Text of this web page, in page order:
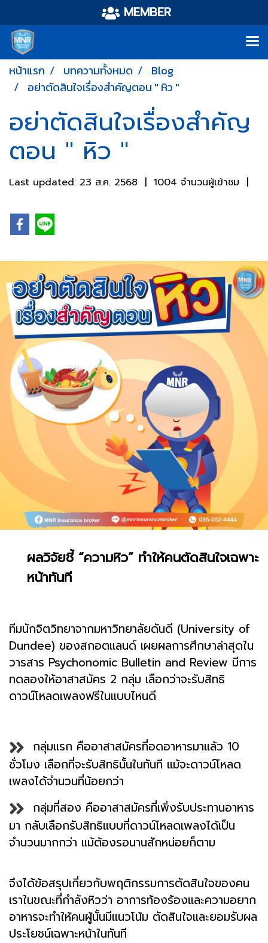
MEMBER
หน้าแรก บทความทั้งหมด
Blog
อย่าตัดสินใจเรื่องสำคัญตอน " หิว "
อย่าตัดสินใจเรื่องสำคัญ
ตอน " หิว "
Last updated: 23 ส.ค. 2568 | 1004 จำนวนผู้เข้าชม |
ผลวิจัยชี้ “ความหิว” ทำให้คนตัดสินใจเฉพาะ
หน้าทันที
ทีมนักจิตวิทยาจากมหาวิทยาลัยดันดี (University of
Dundee) ของสกอตแลนด์ เผยผลการศึกษาล่าสุดใน
วารสาร Psychonomic Bulletin and Review มีการ
ทดลองให้อาสาสมัคร 2 กลุ่ม เลือกว่าจะรับสิทธิ
ดาวน์โหลดเพลงฟรีในแบบไหนดี
กลุ่มแรก คืออาสาสมัครที่อดอาหารมาแล้ว 10
ชั่วโมง เลือกที่จะรับสิทธินั้นในทันที แม้จะดาวน์โหลด
เพลงได้จำนวนที่น้อยกว่า
กลุ่มที่สอง คืออาสาสมัครที่เพิ่งรับประทานอาหาร
มา กลับเลือกรับสิทธิแบบที่ดาวน์โหลดเพลงได้เป็น
จำนวนมากกว่า แม้ต้องรอนานสักหน่อยก็ตาม
จึงได้ข้อสรุปเกี่ยวกับพฤติกรรมการตัดสินใจของคน
เราในขณะที่กำลังหิวว่า อาการท้องร้องและความอยาก
อาหารจะทำให้คนผู้นั้นมีแนวโน้ม ตัดสินใจและยอมรับผล
ประโยชน์เฉพาะหน้าในทันที